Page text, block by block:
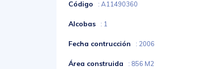
Código : A11490360
Alcobas : 1
Fecha contrucción : 2006
Área construida : 856 M2